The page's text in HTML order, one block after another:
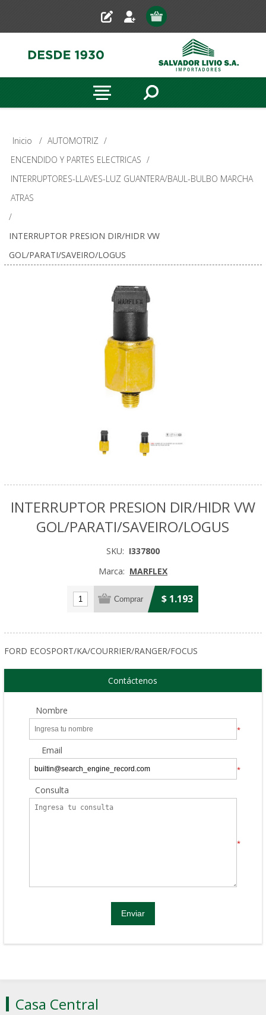
Inicio / AUTOMOTRIZ /
ENCENDIDO Y PARTES ELECTRICAS /
INTERRUPTORES-LLAVES-LUZ GUANTERA/BAUL-BULBO MARCHA
ATRAS
/
INTERRUPTOR PRESION DIR/HIDR VW
GOL/PARATI/SAVEIRO/LOGUS
INTERRUPTOR PRESION DIR/HIDR VW
GOL/PARATI/SAVEIRO/LOGUS
SKU: I337800
Marca: MARFLEX
$ 1.193
FORD ECOSPORT/KA/COURRIER/RANGER/FOCUS
Contáctenos
Nombre
*
Email
*
Consulta
*
Casa Central